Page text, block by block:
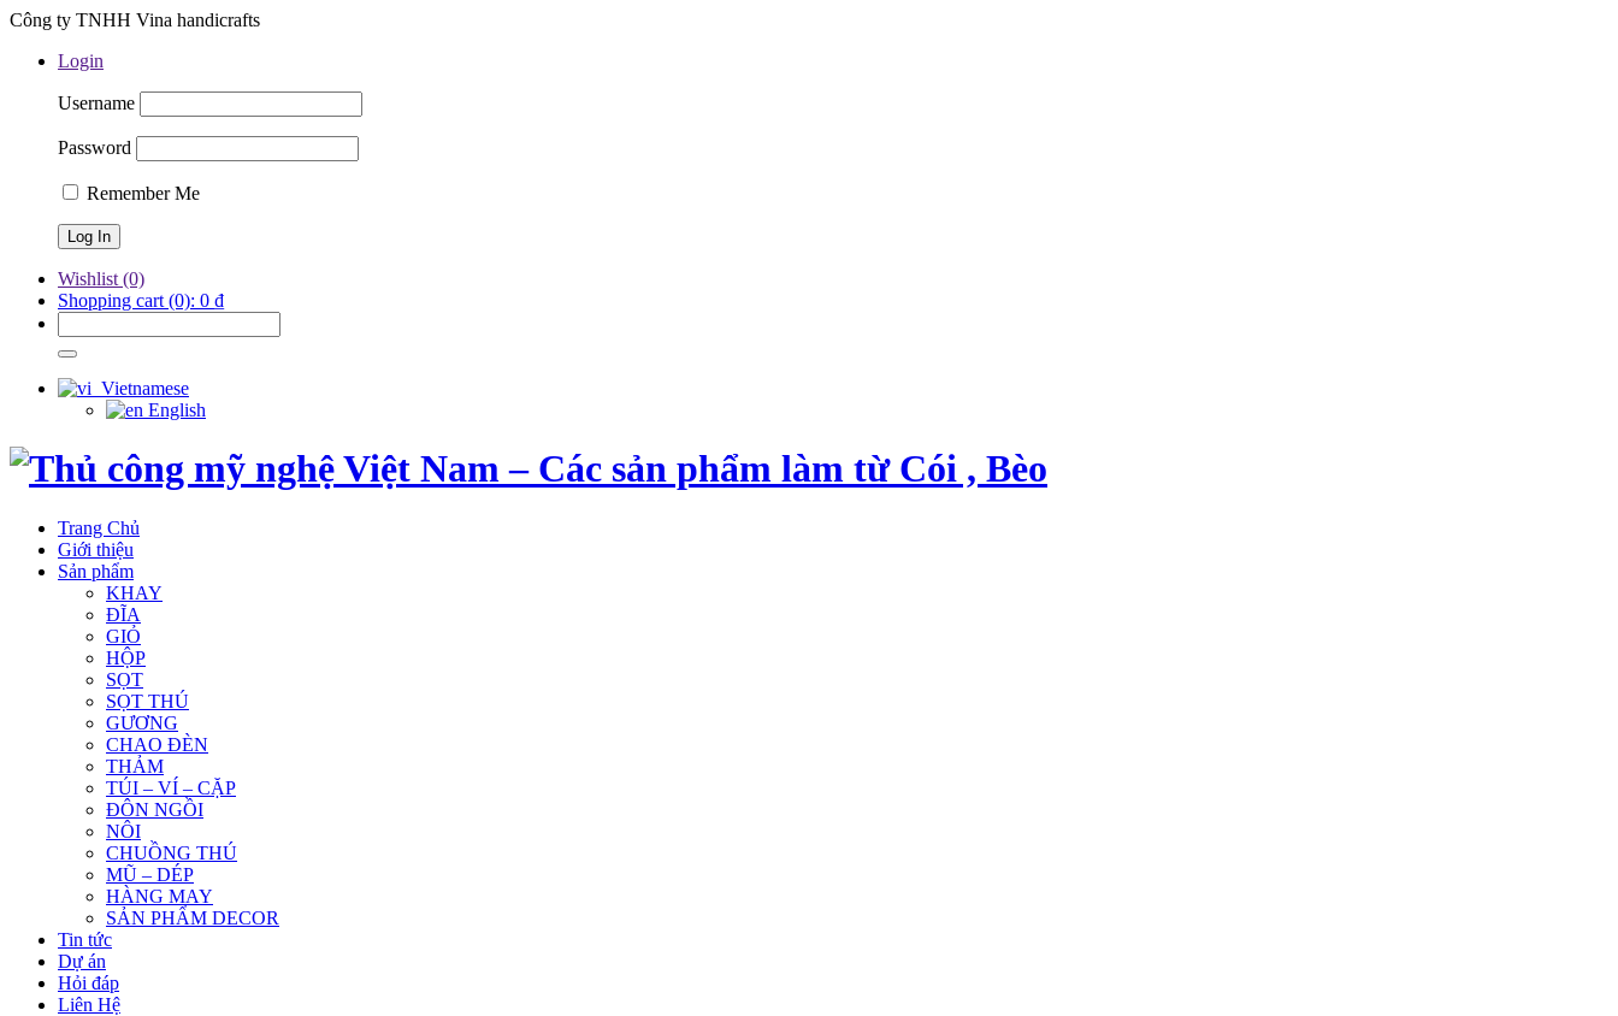
Công ty TNHH Vina handicrafts
Login
Username
Password
Remember Me
Wishlist (0)
Shopping cart (0): 0 ₫
Vietnamese
English
Trang Chủ
Giới thiệu
Sản phẩm
KHAY
ĐĨA
GIỎ
HỘP
SỌT
SỌT THÚ
GƯƠNG
CHAO ĐÈN
THẢM
TÚI – VÍ – CẶP
ĐÔN NGỒI
NÔI
CHUỒNG THÚ
MŨ – DÉP
HÀNG MAY
SẢN PHẨM DECOR
Tin tức
Dự án
Hỏi đáp
Liên Hệ